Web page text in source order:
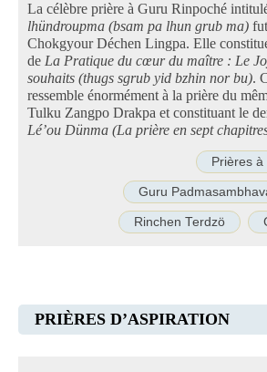
La célèbre prière à Guru Rinpoché
lhündroupma (bsam pa lhun grub ma)
Chokgyour Déchen Lingpa. Elle
de La Pratique du cœur du maître : Le
souhaits (thugs sgrub yid bzhin nor bu).
ressemble énormément à la prière du
Tulku Zangpo Drakpa et constituant le
Lé’ou Dünma (La prière en sept
Prières
Guru
Rinchen Terdzö
PRIÈRES D’ASPIRATION